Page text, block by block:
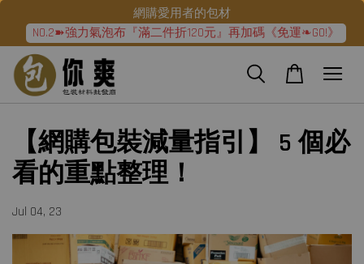
網購愛用者的包材
NO.2➽強力氣泡布『滿二件折120元』再加碼《免運❧GO!》
【網購包裝減量指引】 5 個必
看的重點整理！
Jul 04, 23